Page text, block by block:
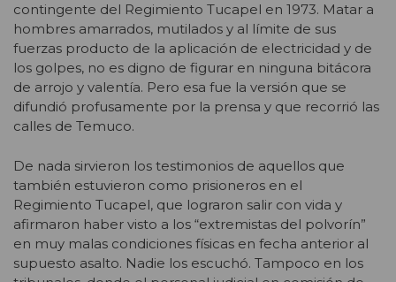
contingente del Regimiento Tucapel en 1973. Matar a
hombres amarrados, mutilados y al límite de sus
fuerzas producto de la aplicación de electricidad y de
los golpes, no es digno de figurar en ninguna bitácora
de arrojo y valentía. Pero esa fue la versión que se
difundió profusamente por la prensa y que recorrió las
calles de Temuco.
De nada sirvieron los testimonios de aquellos que
también estuvieron como prisioneros en el
Regimiento Tucapel, que lograron salir con vida y
afirmaron haber visto a los “extremistas del polvorín”
en muy malas condiciones físicas en fecha anterior al
supuesto asalto. Nadie los escuchó. Tampoco en los